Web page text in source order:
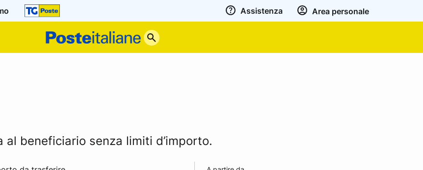
Assistenza Area personale
Poste
Italiane
beneficiario senza limiti d’importo.